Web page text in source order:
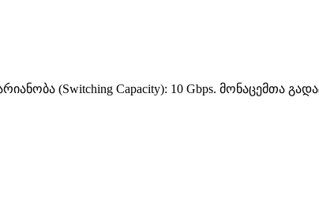
(Switching Capacity): 10 Gbps. მონაცემთა